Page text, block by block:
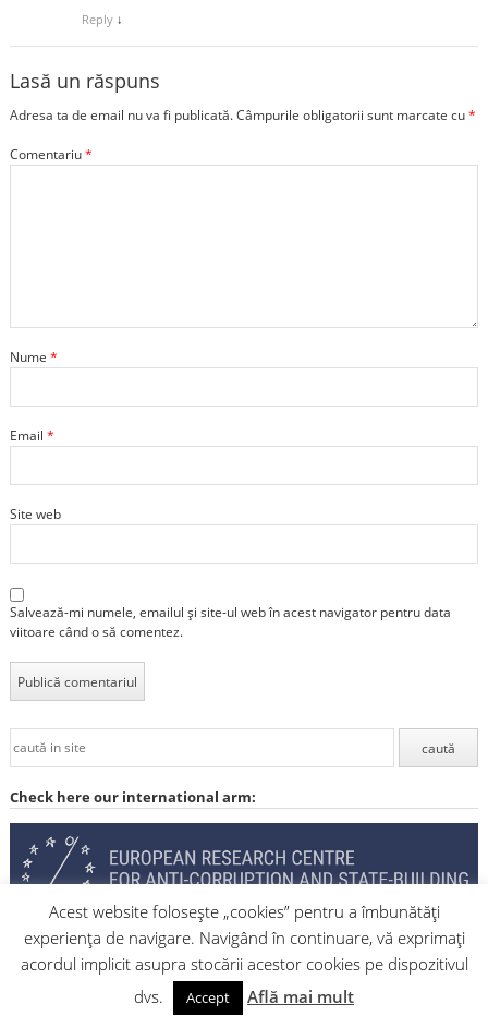
Reply ↓
Lasă un răspuns
Adresa ta de email nu va fi publicată.Câmpurile obligatorii sunt marcate cu*
Comentariu*
Nume *
Email *
Site web
Salvează-mi numele, emailul și site-ul web în acest navigator pentru data
viitoare când o să comentez.
Check here our international arm:
Pact pentru Hala Minda
Acest website folosește „cookies” pentru a îmbunătăți
experiența de navigare. Navigând în continuare, vă exprimați
acordul implicit asupra stocării acestor cookies pe dispozitivul
dvs.
Accept Află mai mult